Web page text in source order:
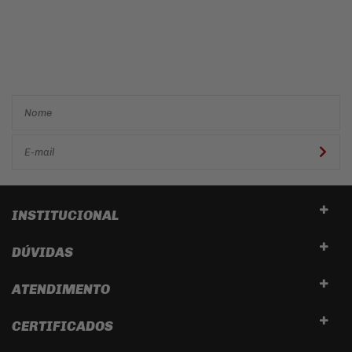
INSTITUCIONAL
DÚVIDAS
ATENDIMENTO
CERTIFICADOS